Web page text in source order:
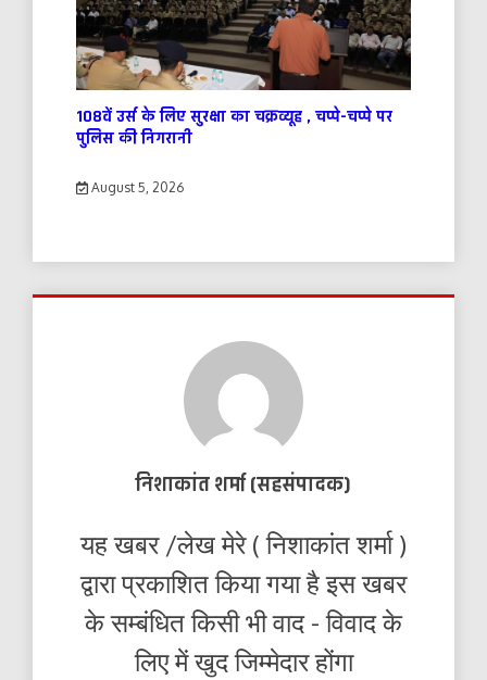
108वें उर्स के लिए सुरक्षा का चक्रव्यूह , चप्पे-चप्पे पर
पुलिस की निगरानी
August 5, 2026
निशाकांत शर्मा (सहसंपादक)
यह खबर /लेख मेरे ( निशाकांत शर्मा )
द्वारा प्रकाशित किया गया है इस खबर
के सम्बंधित किसी भी वाद - विवाद के
लिए में खुद जिम्मेदार होंगा